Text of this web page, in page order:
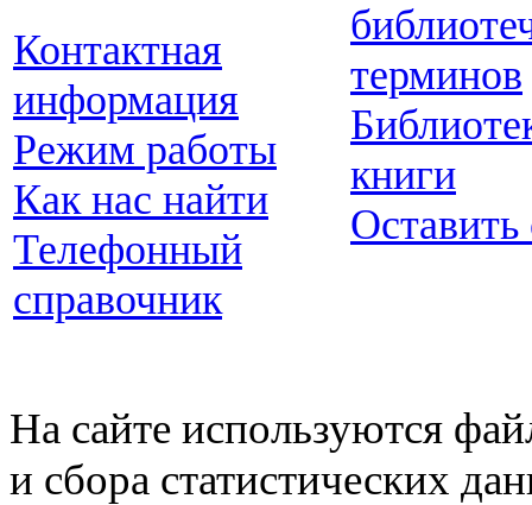
Контактная
информация
Режим работы
Как нас найти
Телефонный
справочник
терминов
книги
Оставить
На сайте используются
и сбора статистических